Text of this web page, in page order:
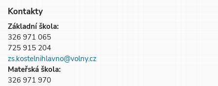
Kontakty
Základní škola:
326 971 065
725 915 204
zs.kostelnihlavno@volny.cz
Mateřská škola:
326 971 970